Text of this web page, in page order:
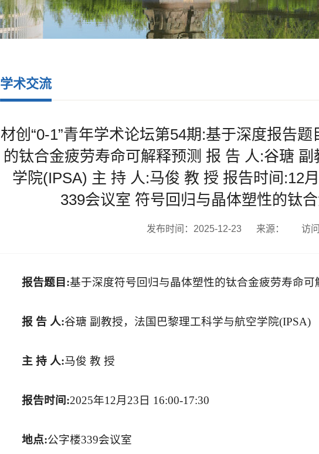
学术交流
材创“0-1”青年学术论坛第54期:基于深度报告
的钛合金疲劳寿命可解释预测 报 告 人:谷瑭
学院(IPSA) 主 持 人:马俊 教 授 报告时间:12
339会议室 ​符号回归与晶体塑性的钛
发布时间：2025-12-23 来源： 访
报告题目:基于深度符号回归与晶体塑性的钛合金疲劳寿命可
报 告 人:谷瑭 副教授，法国巴黎理工科学与航空学院(IPSA)
主 持 人:马俊 教 授
报告时间:2025年12月23日 16:00-17:30
地点:公字楼339会议室